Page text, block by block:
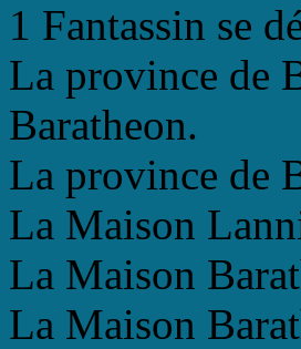
1 Fantassin se
La province de
Baratheon.
La province de
La Maison
La Maison
La Maison